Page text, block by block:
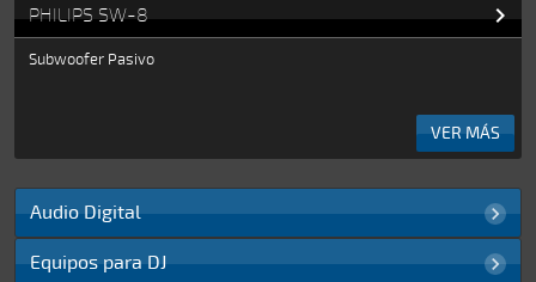
PHILIPS SW-8 
Subwoofer Pasivo
VER MÁS
Audio Digital 
 Accesorios / Varios
Equipos para DJ 